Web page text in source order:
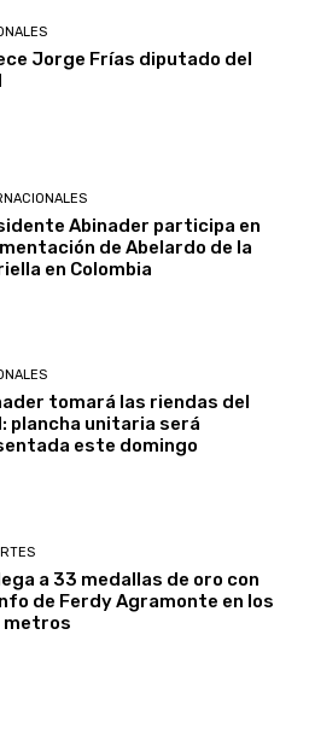
Jorge Frías diputado del
Abinader participa en
de Abelardo de la
en Colombia
tomará las riendas del
plancha unitaria será
este domingo
a 33 medallas de oro con
de Ferdy Agramonte en los
metros